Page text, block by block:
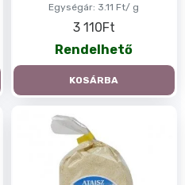
Egységár: 3.11 Ft/ g
3 110Ft
Rendelhető
KOSÁRBA